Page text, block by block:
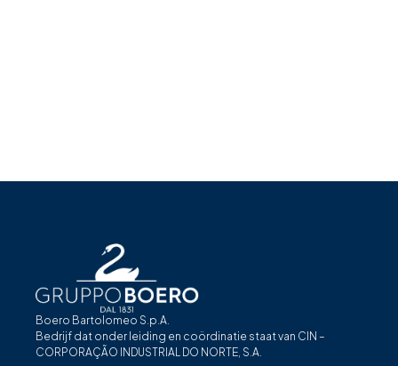
Boero Bartolomeo S.p.A.
Bedrijf dat onder leiding en coördinatie staat van CIN –
CORPORAÇÃO INDUSTRIAL DO NORTE, S.A.